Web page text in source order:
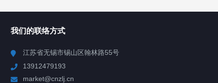
Chiller高精度制冷循环器
我们的联络方式
江苏省无锡市锡山区翰林路55号
13912479193
market@cnzlj.cn